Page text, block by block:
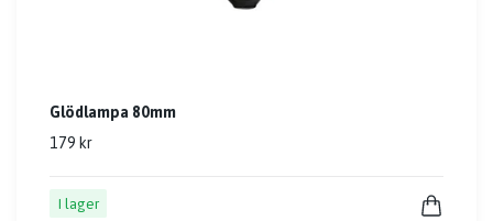
Glödlampa 80mm
179 kr
I lager